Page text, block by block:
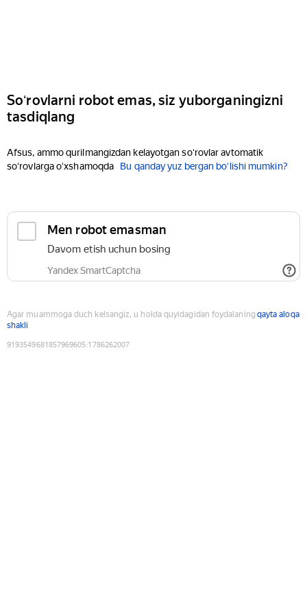
Soʻrovlarni robot emas, siz yuborganingizni
tasdiqlang
Afsus, ammo qurilmangizdan kelayotgan soʻrovlar avtomatik
soʻrovlarga oʻxshamoqda
Bu qanday yuz bergan boʻlishi mumkin?
Men robot emasman
Davom etish uchun bosing
Yandex SmartCaptcha
Agar muammoga duch kelsangiz, u holda quyidagidan foydalaning qayta aloqa
shakli
9193549681857969605:1786262007